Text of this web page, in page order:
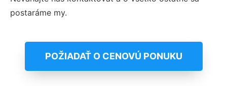
postaráme my.
POŽIADAŤ O CENOVÚ PONUKU